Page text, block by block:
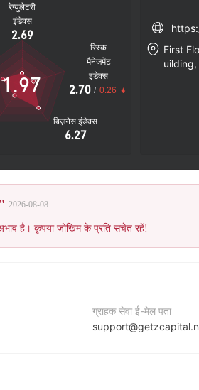
रेग्युलेटरी
इंडेक्स
2.69
बिज़नेस इंडेक्स
6.27
रिस्क
मैनेजमेंट
इंडेक्स
2.70 / 0.26
1.97
First
2026-08-08
है। कृपया जोखिम के प्रति सचेत रहें!
ग्राहक सेवा ई-मेल पता